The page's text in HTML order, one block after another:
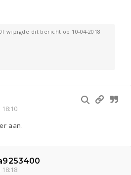
wijzigde dit bericht op 10-04-2018
aan.